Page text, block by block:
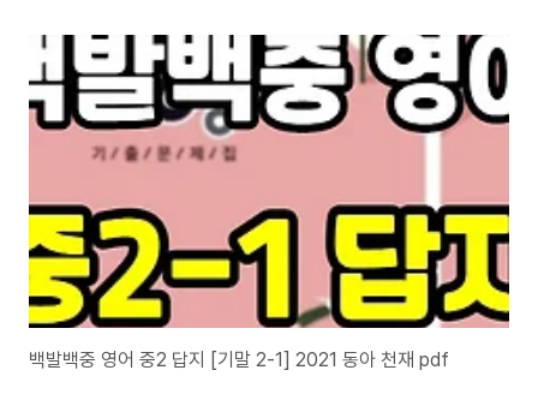
재는 거의 다 EBS 2-1 사용설명서 같은 형태라 실제로 강의를 하는 데 필요한
자료가 어떤 형태인지 그리고 그런 자료를 따로 준비하는 데 어려움이 있다는
걸 충분히 이해하고 정성 들여 만들어진 코너라고 생각합니다. 먼저, 답지를 소
개할게요. [YBM 송미정 백발백중 영어 중2 답지] [지학사 민찬규 백발백중 영
어 중2 답지]..
백발백중 영어 중2 답지 [기말 2-1] 2021 동아 천재 pdf